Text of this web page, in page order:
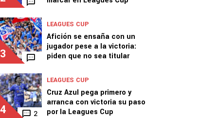
3
LEAGUES CUP
Afición se ensaña con un
jugador pese a la victoria:
piden que no sea titular
4 2
LEAGUES CUP
Cruz Azul pega primero y
arranca con victoria su paso
por la Leagues Cup